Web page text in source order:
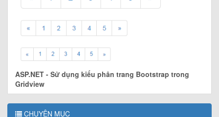
ASP.NET - Sử dụng kiểu phân trang Bootstrap trong
Gridview
CHUYÊN MỤC